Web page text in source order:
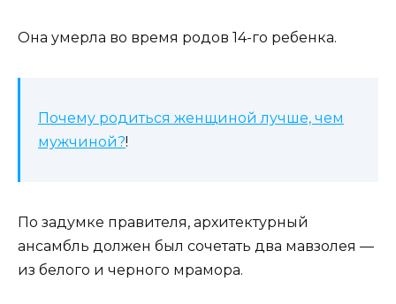
Она умерла во время родов 14-го ребенка.
Почему родиться женщиной лучше, чем
мужчиной?!
По задумке правителя, архитектурный
ансамбль должен был сочетать два мавзолея —
из белого и черного мрамора.